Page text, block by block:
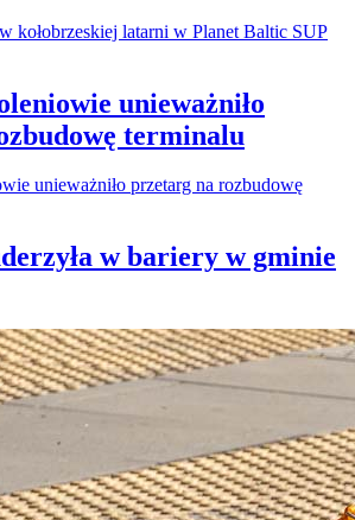
unieważniło
terminalu
w bariery w gminie